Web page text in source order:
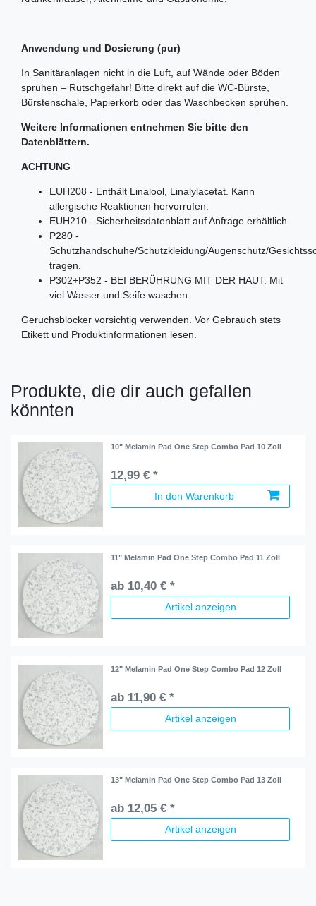
Anwendung und Dosierung (pur)
In Sanitäranlagen nicht in die Luft, auf Wände oder Böden
sprühen – Rutschgefahr! Bitte direkt auf die WC-Bürste,
Bürstenschale, Papierkorb oder das Waschbecken sprühen.
Weitere Informationen entnehmen Sie bitte den
Datenblättern.
ACHTUNG
EUH208 - Enthält Linalool, Linalylacetat. Kann
allergische Reaktionen hervorrufen.
EUH210 - Sicherheitsdatenblatt auf Anfrage erhältlich.
P280 -
Schutzhandschuhe/Schutzkleidung/Augenschutz/
tragen.
P302+P352 - BEI BERÜHRUNG MIT DER HAUT: Mit
viel Wasser und Seife waschen.
Geruchsblocker vorsichtig verwenden. Vor Gebrauch stets
Etikett und Produktinformationen lesen.
Produkte, die dir auch gefallen
könnten
10" Melamin Pad One Step Combo Pad 10 Zoll
12,99 € *
In den Warenkorb
11" Melamin Pad One Step Combo Pad 11 Zoll
ab 10,40 € *
Artikel anzeigen
12" Melamin Pad One Step Combo Pad 12 Zoll
ab 11,90 € *
Artikel anzeigen
13" Melamin Pad One Step Combo Pad 13 Zoll
ab 12,05 € *
Artikel anzeigen